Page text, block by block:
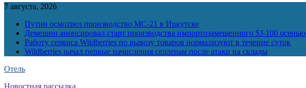
7 августа, 2026
Путин осмотрел производство МС-21 в Иркутске
Демешин анонсировал старт производства импортозамещенного SJ-100 осенью
Работу сервиса Wildberries по вывозу товаров нормализуют в течение суток
Wildberries начал первые начисления селлерам после атаки на склады
Отель
Новостная рассылка